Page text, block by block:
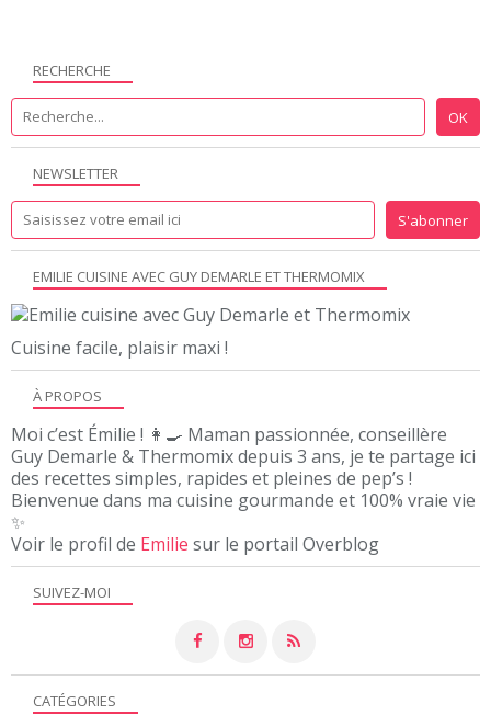
NEWSLETTER
SUIVEZ-MOI
RECHERCHE
EMILIE CUISINE AVEC GUY DEMARLE ET THERMOMIX
Cuisine facile, plaisir maxi !
À PROPOS
Moi c’est Émilie ! 👩‍🍳 Maman passionnée, conseillère
Guy Demarle & Thermomix depuis 3 ans, je te partage ici
des recettes simples, rapides et pleines de pep’s !
Bienvenue dans ma cuisine gourmande et 100% vraie vie
✨
Voir le profil de Emilie sur le portail Overblog
CATÉGORIES